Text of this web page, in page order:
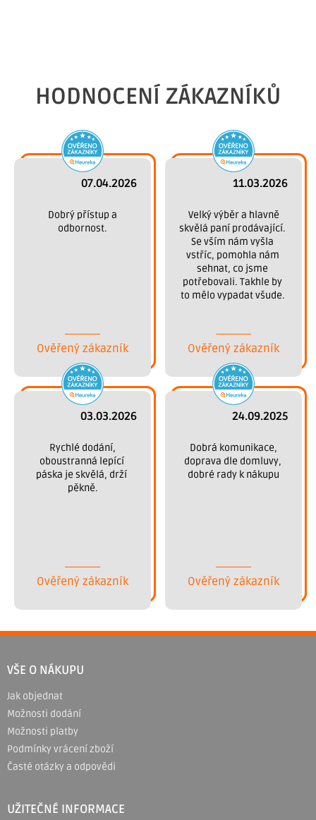
HODNOCENÍ ZÁKAZNÍKŮ
07.04.2026
odbornost.
Ověřený zákazník
11.03.2026
skvělá paní prodávající.
Se vším nám vyšla
vstříc, pomohla nám
sehnat, co jsme
potřebovali. Takhle by
to mělo vypadat všude.
Ověřený zákazník
03.03.2026
oboustranná lepící
páska je skvělá, drží
pěkně.
Ověřený zákazník
24.09.2025
doprava dle domluvy,
dobré rady k nákupu
Ověřený zákazník
á
a
VŠE O NÁKUPU
Jak objednat
Možnosti dodání
Možnosti platby
Podmínky vrácení zboží
Časté otázky a odpovědi
UŽITEČNÉ INFORMACE